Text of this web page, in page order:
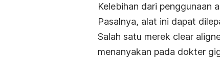
Kelebihan dari penggunaan
Pasalnya, alat ini dapat
Salah satu merek clear
menanyakan pada dokter